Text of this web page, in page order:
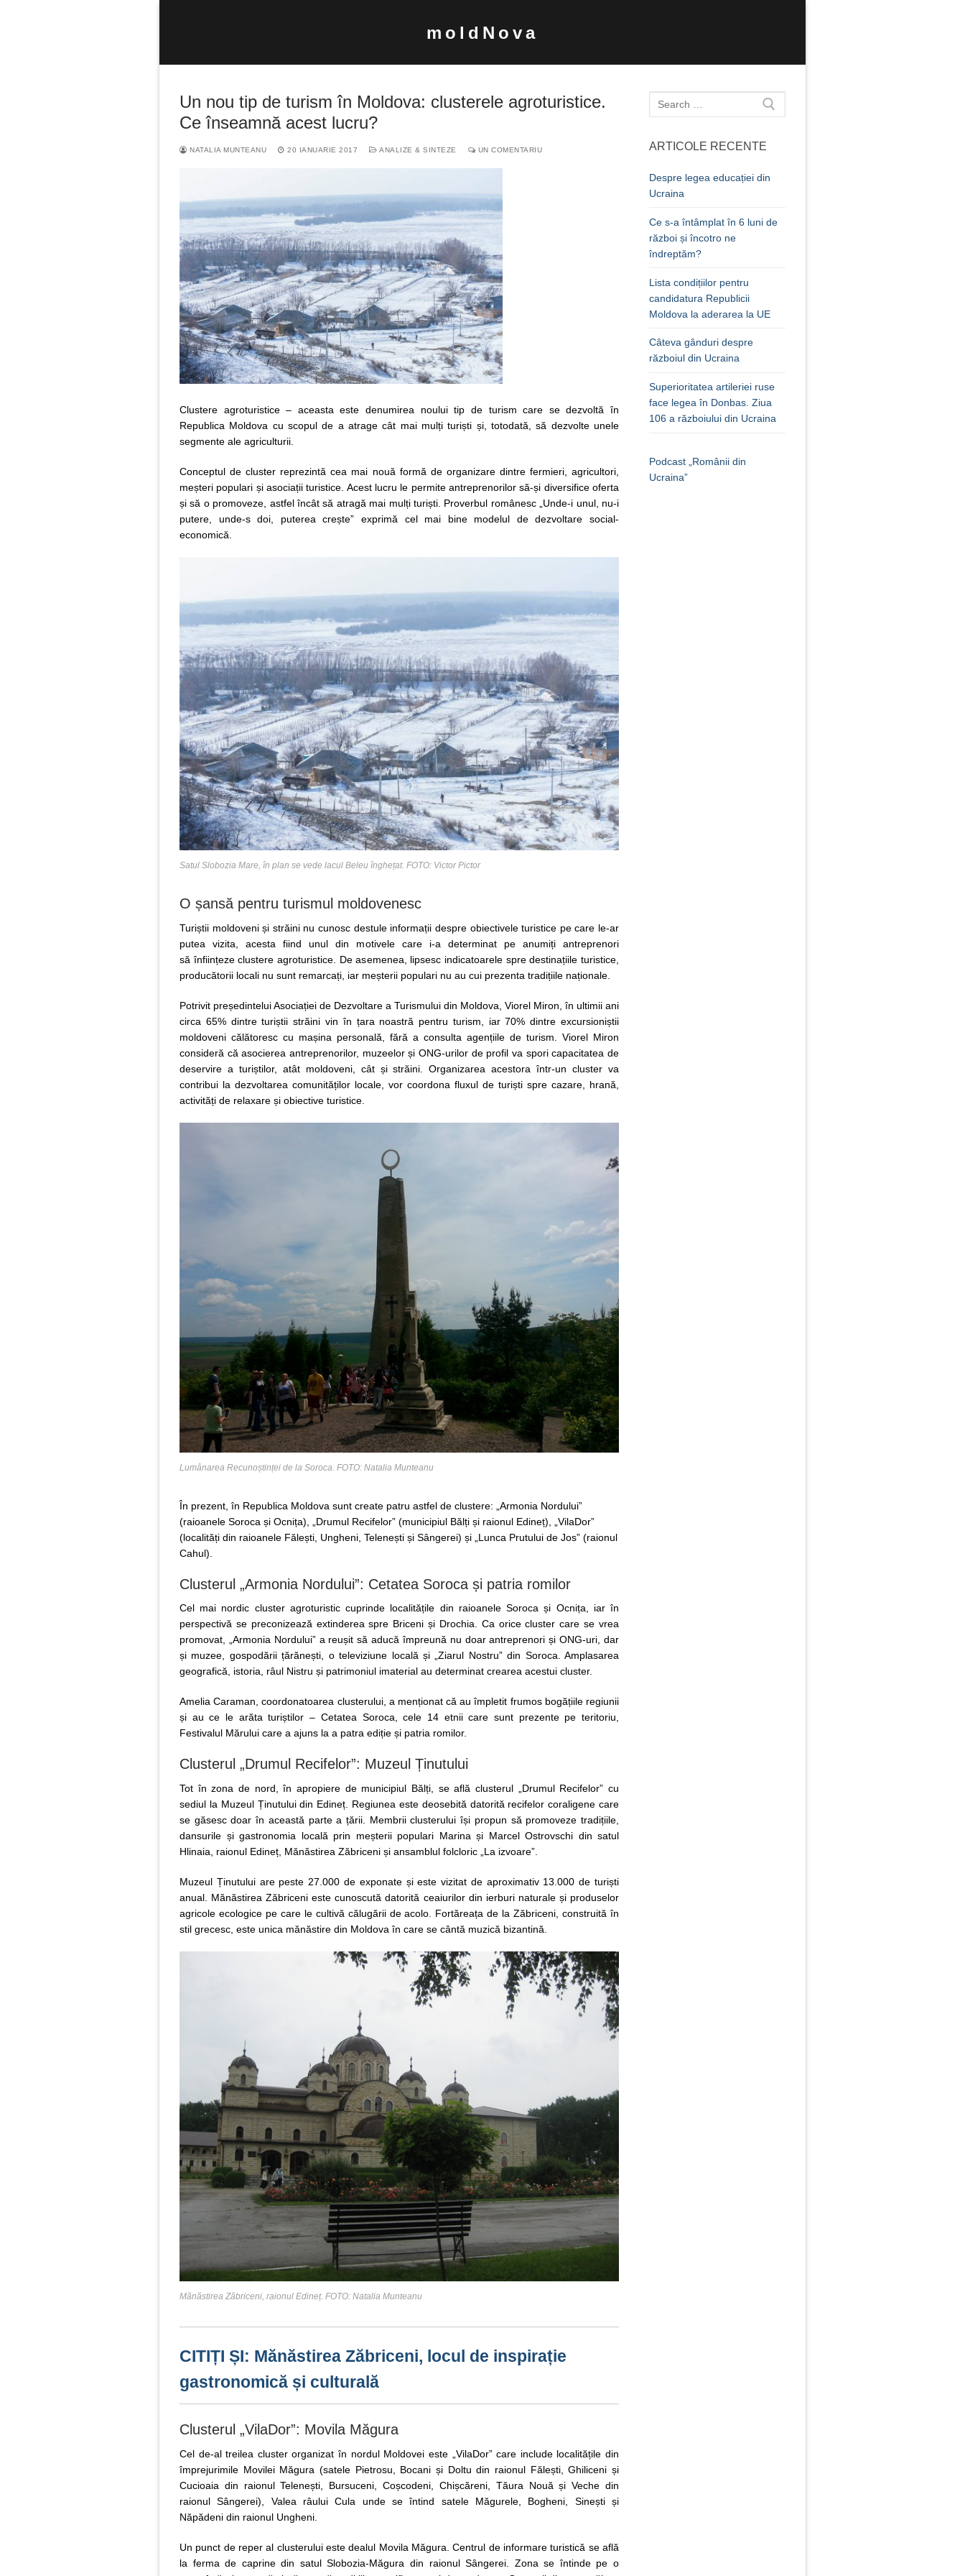
moldNova
Un nou tip de turism în Moldova: clusterele agroturistice.
Ce înseamnă acest lucru?
NATALIA MUNTEANU 20 IANUARIE 2017 ANALIZE & SINTEZE UN COMENTARIU
Clustere agroturistice – aceasta este denumirea noului tip de turism care se dezvoltă în
Republica Moldova cu scopul de a atrage cât mai mulți turiști și, totodată, să dezvolte unele
segmente ale agriculturii.
Conceptul de cluster reprezintă cea mai nouă formă de organizare dintre fermieri, agricultori,
meșteri populari și asociații turistice. Acest lucru le permite antreprenorilor să-și diversifice oferta
și să o promoveze, astfel încât să atragă mai mulți turiști. Proverbul românesc „Unde-i unul, nu-i
putere, unde-s doi, puterea crește” exprimă cel mai bine modelul de dezvoltare social-
economică.
Satul Slobozia Mare, în plan se vede lacul Beleu înghețat. FOTO: Victor Pictor
O șansă pentru turismul moldovenesc
Turiștii moldoveni și străini nu cunosc destule informații despre obiectivele turistice pe care le-ar
putea vizita, acesta fiind unul din motivele care i-a determinat pe anumiți antreprenori
să înființeze clustere agroturistice. De asemenea, lipsesc indicatoarele spre destinațiile turistice,
producătorii locali nu sunt remarcați, iar meșterii populari nu au cui prezenta tradițiile naționale.
Potrivit președintelui Asociației de Dezvoltare a Turismului din Moldova, Viorel Miron, în ultimii ani
circa 65% dintre turiștii străini vin în țara noastră pentru turism, iar 70% dintre excursioniștii
moldoveni călătoresc cu mașina personală, fără a consulta agențiile de turism. Viorel Miron
consideră că asocierea antreprenorilor, muzeelor și ONG-urilor de profil va spori capacitatea de
deservire a turiștilor, atât moldoveni, cât și străini. Organizarea acestora într-un cluster va
contribui la dezvoltarea comunităților locale, vor coordona fluxul de turiști spre cazare, hrană,
activități de relaxare și obiective turistice.
Lumânarea Recunoștinței de la Soroca. FOTO: Natalia Munteanu
În prezent, în Republica Moldova sunt create patru astfel de clustere: „Armonia Nordului”
(raioanele Soroca și Ocnița), „Drumul Recifelor” (municipiul Bălți și raionul Edineț), „VilaDor”
(localități din raioanele Fălești, Ungheni, Telenești și Sângerei) și „Lunca Prutului de Jos” (raionul
Cahul).
Clusterul „Armonia Nordului”: Cetatea Soroca și patria romilor
Cel mai nordic cluster agroturistic cuprinde localitățile din raioanele Soroca și Ocnița, iar în
perspectivă se preconizează extinderea spre Briceni și Drochia. Ca orice cluster care se vrea
promovat, „Armonia Nordului” a reușit să aducă împreună nu doar antreprenori și ONG-uri, dar
și muzee, gospodării țărănești, o televiziune locală și „Ziarul Nostru” din Soroca. Amplasarea
geografică, istoria, râul Nistru și patrimoniul imaterial au determinat crearea acestui cluster.
Amelia Caraman, coordonatoarea clusterului, a menționat că au împletit frumos bogățiile regiunii
și au ce le arăta turiștilor – Cetatea Soroca, cele 14 etnii care sunt prezente pe teritoriu,
Festivalul Mărului care a ajuns la a patra ediție și patria romilor.
Clusterul „Drumul Recifelor”: Muzeul Ținutului
Tot în zona de nord, în apropiere de municipiul Bălți, se află clusterul „Drumul Recifelor” cu
sediul la Muzeul Ținutului din Edineț. Regiunea este deosebită datorită recifelor coraligene care
se găsesc doar în această parte a țării. Membrii clusterului își propun să promoveze tradițiile,
dansurile și gastronomia locală prin meșterii populari Marina și Marcel Ostrovschi din satul
Hlinaia, raionul Edineț, Mănăstirea Zăbriceni și ansamblul folcloric „La izvoare”.
Muzeul Ținutului are peste 27.000 de exponate și este vizitat de aproximativ 13.000 de turiști
anual. Mănăstirea Zăbriceni este cunoscută datorită ceaiurilor din ierburi naturale și produselor
agricole ecologice pe care le cultivă călugării de acolo. Fortăreața de la Zăbriceni, construită în
stil grecesc, este unica mănăstire din Moldova în care se cântă muzică bizantină.
Mănăstirea Zăbriceni, raionul Edineț. FOTO: Natalia Munteanu
CITIȚI ȘI: Mănăstirea Zăbriceni, locul de inspirație
gastronomică și culturală
Clusterul „VilaDor”: Movila Măgura
Cel de-al treilea cluster organizat în nordul Moldovei este „VilaDor” care include localitățile din
împrejurimile Movilei Măgura (satele Pietrosu, Bocani și Doltu din raionul Fălești, Ghiliceni și
Cucioaia din raionul Telenești, Bursuceni, Coșcodeni, Chișcăreni, Tăura Nouă și Veche din
raionul Sângerei), Valea râului Cula unde se întind satele Măgurele, Bogheni, Sinești și
Năpădeni din raionul Ungheni.
Un punct de reper al clusterului este dealul Movila Măgura. Centrul de informare turistică se află
la ferma de caprine din satul Slobozia-Măgura din raionul Sângerei. Zona se întinde pe o
Caută
după:
ARTICOLE RECENTE
Despre legea educației din
Ucraina
Ce s-a întâmplat în 6 luni de
război și încotro ne
îndreptăm?
Lista condițiilor pentru
candidatura Republicii
Moldova la aderarea la UE
Câteva gânduri despre
războiul din Ucraina
Superioritatea artileriei ruse
face legea în Donbas. Ziua
106 a războiului din Ucraina
Podcast „Românii din
Ucraina”